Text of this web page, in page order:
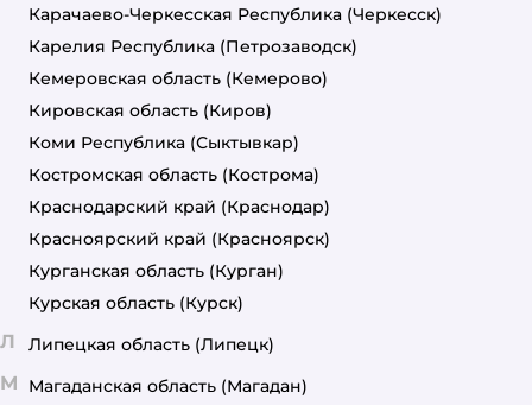
Карачаево-Черкесская Республика (Черкесск)
Карелия Республика (Петрозаводск)
Кемеровская область (Кемерово)
Кировская область (Киров)
Коми Республика (Сыктывкар)
Костромская область (Кострома)
Краснодарский край (Краснодар)
Красноярский край (Красноярск)
Курганская область (Курган)
Курская область (Курск)
Л Липецкая область (Липецк)
М Магаданская область (Магадан)